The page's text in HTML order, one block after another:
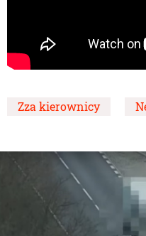
Zza kierownicy